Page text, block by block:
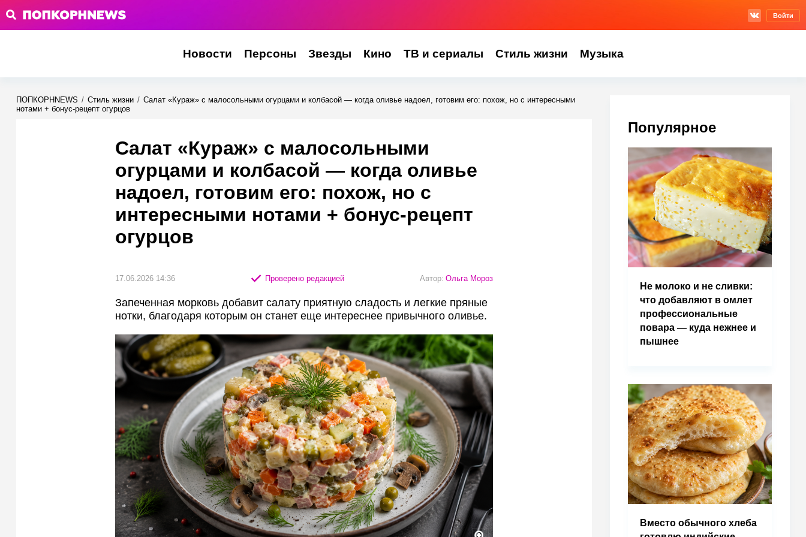
Войти
Новости Персоны Звезды Кино ТВ и сериалы Стиль жизни Музыка
ПОПКОРНNEWS / Стиль жизни / Салат «Кураж» с малосольными огурцами и колбасой — когда оливье надоел, готовим его: похож, но с интересными
нотами + бонус-рецепт огурцов
Салат «Кураж» с малосольными
огурцами и колбасой — когда оливье
надоел, готовим его: похож, но с
интересными нотами + бонус-рецепт
огурцов
17.06.2026 14:36 Проверено редакцией Автор: Ольга Мороз
Запеченная морковь добавит салату приятную сладость и легкие пряные
нотки, благодаря которым он станет еще интереснее привычного оливье.
Популярное
Не молоко и не сливки:
что добавляют в омлет
профессиональные
повара — куда нежнее и
пышнее
Вместо обычного хлеба